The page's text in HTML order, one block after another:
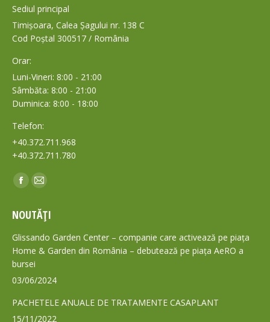
Sediul principal
Timișoara, Calea Șagului nr. 138 C
Cod Poștal 300517 / România
Orar:
Luni-Vineri: 8:00 - 21:00
Sâmbăta: 8:00 - 21:00
Duminica: 8:00 - 18:00
Telefon:
+40.372.711.968
+40.372.711.780
Find us on:
Facebook
opens
in
new
window
Mail
opens
in
new
NOUTĂȚI
Glissando Garden Center – companie care activează pe piața
Home & Garden din România – debutează pe piața AeRO a
bursei
03/06/2024
PACHETELE ANUALE DE TRATAMENTE CASAPLANT
15/11/2022